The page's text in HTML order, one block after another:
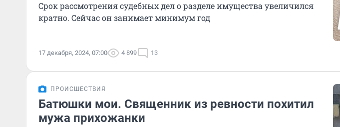
Срок рассмотрения судебных дел о разделе имущества увеличился
кратно. Сейчас он занимает минимум год
17 декабря, 2024, 07:00 4 899 13
ПРОИСШЕСТВИЯ
Батюшки мои. Священник из ревности похитил
мужа прихожанки